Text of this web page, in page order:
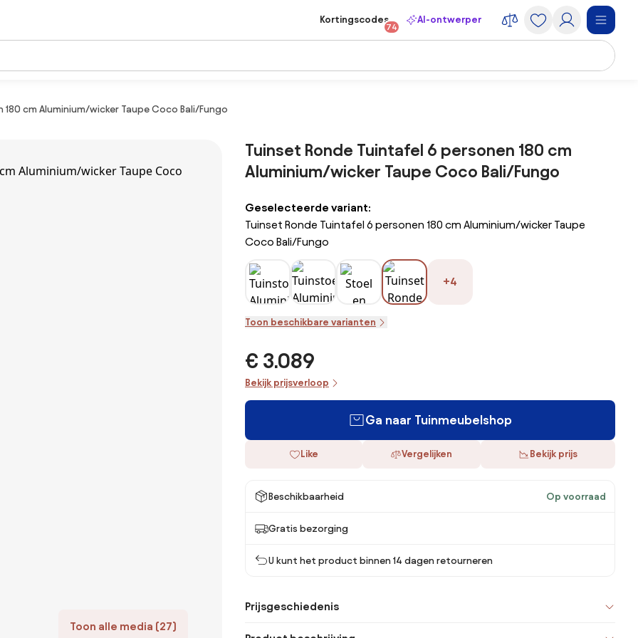
Kortingscodes
74
AI-ontwerper
cm Aluminium/wicker Taupe Coco Bali/Fungo
Toon alle media (27)
Tuinset Ronde Tuintafel 6 personen 180 cm
Aluminium/wicker Taupe Coco Bali/Fungo
Geselecteerde variant:
Tuinset Ronde Tuintafel 6 personen 180 cm Aluminium/wicker Taupe
Coco Bali/Fungo
+4
Toon beschikbare varianten
€ 3.089
Bekijk prijsverloop
Ga naar Tuinmeubelshop
Like Vergelijken Bekijk prijs
Beschikbaarheid Op voorraad
Gratis bezorging
U kunt het product binnen 14 dagen retourneren
Prijsgeschiedenis